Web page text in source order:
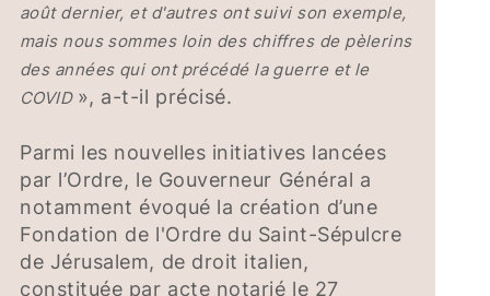
août dernier, et d'autres ont suivi son exemple,
mais nous sommes loin des chiffres de pèlerins
des années qui ont précédé la guerre et le
COVID », a-t-il précisé.
Parmi les nouvelles initiatives lancées
par l’Ordre, le Gouverneur Général a
notamment évoqué la création d’une
Fondation de l'Ordre du Saint-Sépulcre
de Jérusalem, de droit italien,
constituée par acte notarié le 27